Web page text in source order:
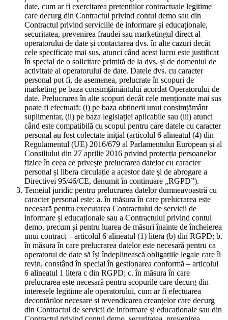
date, cum ar fi exercitarea pretențiilor contractuale legitime
care decurg din Contractul privind contul demo sau din
Contractul privind serviciile de informare și educaționale,
securitatea, prevenirea fraudei sau marketingul direct al
operatorului de date și contactarea dvs. în alte cazuri decât
cele specificate mai sus, atunci când acest lucru este justificat
în special de o solicitare primită de la dvs. și de domeniul de
activitate al operatorului de date. Datele dvs. cu caracter
personal pot fi, de asemenea, prelucrate în scopuri de
marketing pe baza consimțământului acordat Operatorului de
date. Prelucrarea în alte scopuri decât cele menționate mai sus
poate fi efectuată: (i) pe baza obținerii unui consimțământ
suplimentar, (ii) pe baza legislației aplicabile sau (iii) atunci
când este compatibilă cu scopul pentru care datele cu caracter
personal au fost colectate inițial (articolul 6 alineatul (4) din
Regulamentul (UE) 2016/679 al Parlamentului European și al
Consiliului din 27 aprilie 2016 privind protecția persoanelor
fizice în ceea ce privește prelucrarea datelor cu caracter
personal și libera circulație a acestor date și de abrogare a
Directivei 95/46/CE, denumit în continuare „RGPD”).
Temeiul juridic pentru prelucrarea datelor dumneavoastră cu
caracter personal este: a. în măsura în care prelucrarea este
necesară pentru executarea Contractului de servicii de
informare și educaționale sau a Contractului privind contul
demo, precum și pentru luarea de măsuri înainte de încheierea
unui contract – articolul 6 alineatul (1) litera (b) din RGPD; b.
în măsura în care prelucrarea datelor este necesară pentru ca
operatorul de date să își îndeplinească obligațiile legale care îi
revin, constând în special în gestionarea conformă – articolul
6 alineatul 1 litera c din RGPD; c. în măsura în care
prelucrarea este necesară pentru scopurile care decurg din
interesele legitime ale operatorului, cum ar fi efectuarea
decontărilor necesare și revendicarea creanțelor care decurg
din Contractul de servicii de informare și educaționale sau din